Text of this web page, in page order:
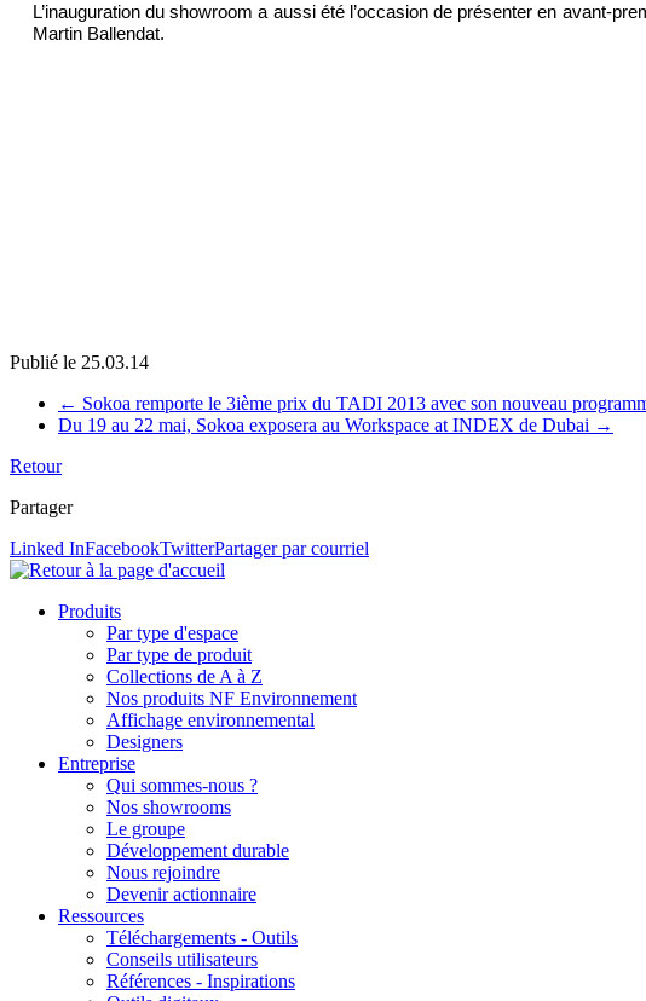
L’inauguration du showroom a aussi été l’occasion de présenter en avant-
Martin Ballendat.
Publié le 25.03.14
← Sokoa remporte le 3ième prix du TADI 2013 avec son nouveau
Du 19 au 22 mai, Sokoa exposera au Workspace at INDEX de Dubai →
Retour
Partager
Linked InFacebookTwitterPartager par courriel
Produits
Par type d'espace
Par type de produit
Collections de A à Z
Nos produits NF Environnement
Affichage environnemental
Designers
Entreprise
Qui sommes-nous ?
Nos showrooms
Le groupe
Développement durable
Nous rejoindre
Devenir actionnaire
Ressources
Téléchargements - Outils
Conseils utilisateurs
Références - Inspirations